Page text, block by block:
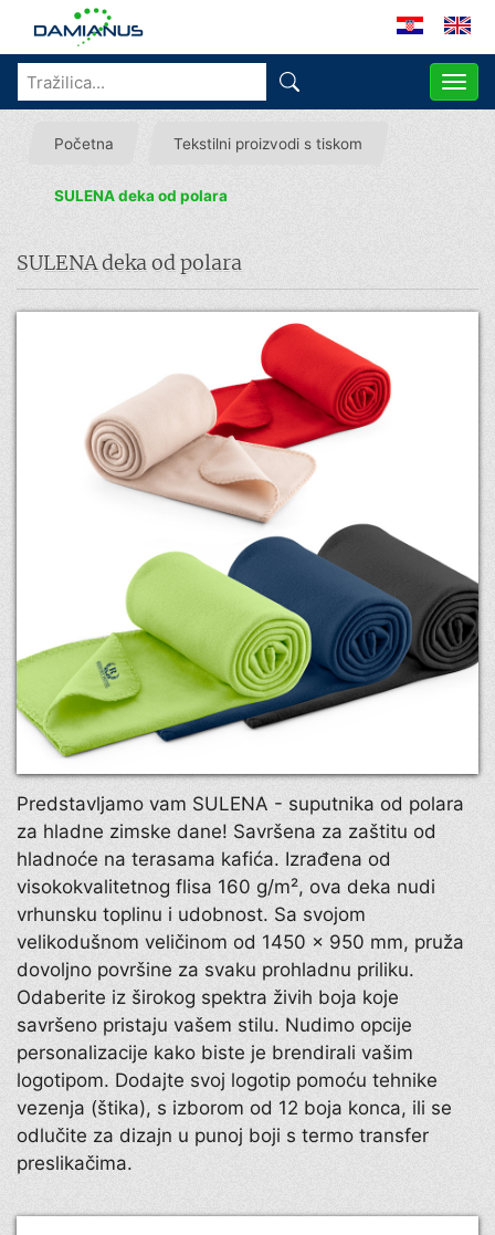
Početna Tekstilni proizvodi s tiskom
SULENA deka od polara
SULENA deka od polara
Predstavljamo vam SULENA - suputnika od polara
za hladne zimske dane! Savršena za zaštitu od
hladnoće na terasama kafića. Izrađena od
visokokvalitetnog flisa 160 g/m², ova deka nudi
vrhunsku toplinu i udobnost. Sa svojom
velikodušnom veličinom od 1450 x 950 mm, pruža
dovoljno površine za svaku prohladnu priliku.
Odaberite iz širokog spektra živih boja koje
savršeno pristaju vašem stilu. Nudimo opcije
personalizacije kako biste je brendirali vašim
logotipom. Dodajte svoj logotip pomoću tehnike
vezenja (štika), s izborom od 12 boja konca, ili se
odlučite za dizajn u punoj boji s termo transfer
preslikačima.